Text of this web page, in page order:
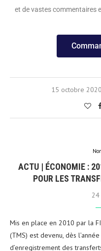
et de vastes commentaires
15 octobre 2020
ACTU | ÉCONOMIE :
POUR LES
24
Mis en place en 2010 par la
(TMS) est devenu, dès
d’enregistrement des